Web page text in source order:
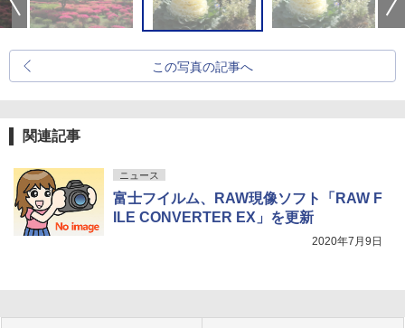
この写真の記事へ
関連記事
ニュース
富士フイルム、RAW現像ソフト「RAW F
ILE CONVERTER EX」を更新
2020年7月9日